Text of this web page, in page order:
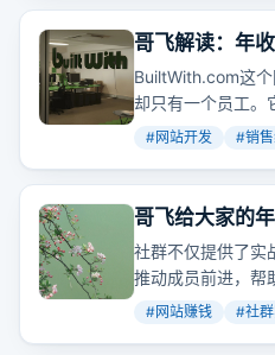
哥飞解读：年
司为何这么赚？
BuiltWith.com这个
却只有一个员工。
索的数据库，帮
#网站开发 #销
哥飞给大家的
社群不仅提供了实
推动成员前进，帮
#网站赚钱 #社